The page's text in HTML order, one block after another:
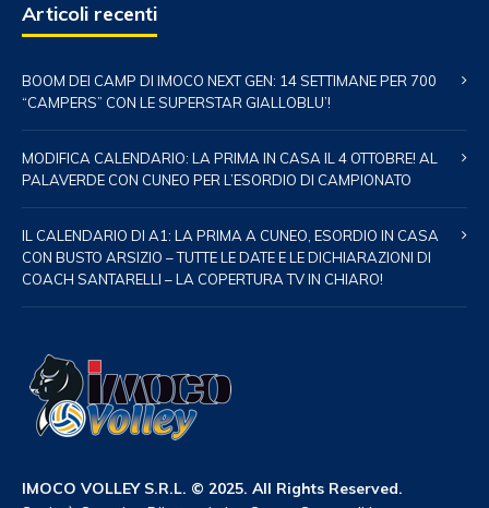
Articoli recenti
BOOM DEI CAMP DI IMOCO NEXT GEN: 14 SETTIMANE PER 700
“CAMPERS” CON LE SUPERSTAR GIALLOBLU’!
MODIFICA CALENDARIO: LA PRIMA IN CASA IL 4 OTTOBRE! AL
PALAVERDE CON CUNEO PER L’ESORDIO DI CAMPIONATO
IL CALENDARIO DI A1: LA PRIMA A CUNEO, ESORDIO IN CASA
CON BUSTO ARSIZIO – TUTTE LE DATE E LE DICHIARAZIONI DI
COACH SANTARELLI – LA COPERTURA TV IN CHIARO!
IMOCO VOLLEY S.R.L. © 2025. All Rights Reserved.